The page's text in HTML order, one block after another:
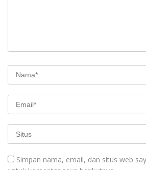
Simpan nama, email, dan situs web